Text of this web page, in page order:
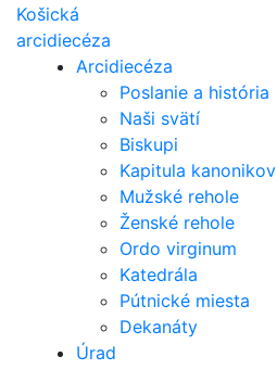
Košická
arcidiecéza
Arcidiecéza
Poslanie a história
Naši svätí
Biskupi
Kapitula kanonikov
Mužské rehole
Ženské rehole
Ordo virginum
Katedrála
Pútnické miesta
Dekanáty
Úrad